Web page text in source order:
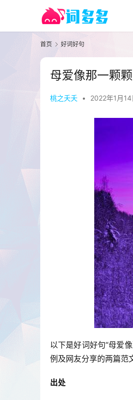
首页 好词好句
母爱像那一颗
桃之夭夭 • 2022年1月
以下是好词好句“母爱
例及网友分享的两篇范
出处